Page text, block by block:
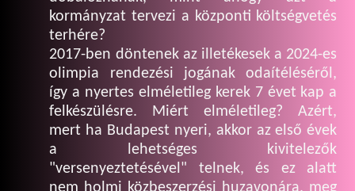
kormányzat tervezi a központi költségvetés
terhére?
2017-ben döntenek az illetékesek a 2024-es
olimpia rendezési jogának odaítéléséről,
így a nyertes elméletileg kerek 7 évet kap a
felkészülésre. Miért elméletileg? Azért,
mert ha Budapest nyeri, akkor az első évek
a lehetséges kivitelezők
"versenyeztetésével" telnek, és ez alatt